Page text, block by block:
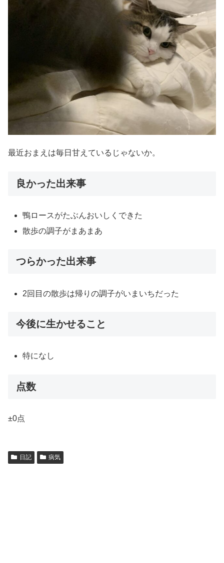
最近おまえは毎日甘えているじゃないか。
良かった出来事
鴨ロースがたぶんおいしくできた
散歩の調子がまあまあ
つらかった出来事
2回目の散歩は帰りの調子がいまいちだった
今後に生かせること
特になし
点数
±0点
日記 病気